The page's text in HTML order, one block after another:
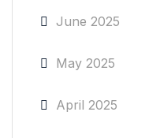
June 2025
May 2025
April 2025